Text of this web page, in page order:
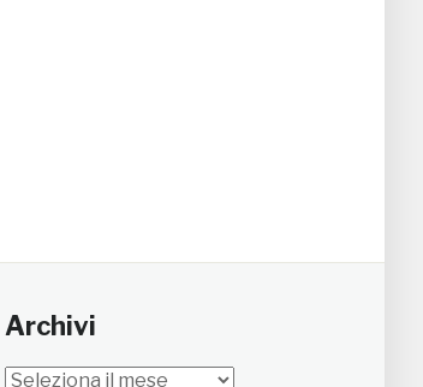
Archivi
Archivi